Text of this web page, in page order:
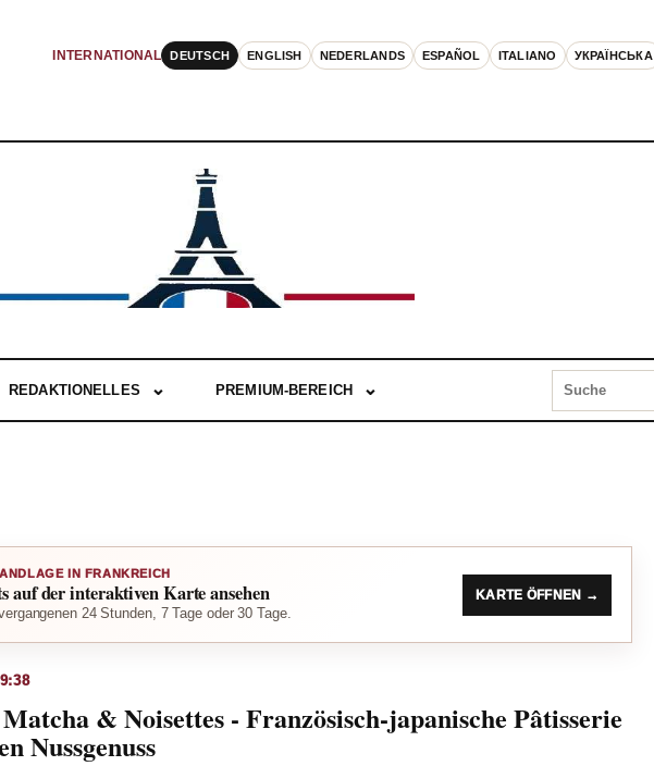
INTERNATIONAL DEUTSCH ENGLISH NEDERLANDS ESPAÑOL ITALIANO УКРАЇНСЬКА
REDAKTIONELLES PREMIUM-BEREICH
IN FRANKREICH
auf der interaktiven Karte ansehen
24 Stunden, 7 Tage oder 30 Tage.
KARTE ÖFFNEN →
& Noisettes - Französisch-japanische Pâtisserie
Nussgenuss